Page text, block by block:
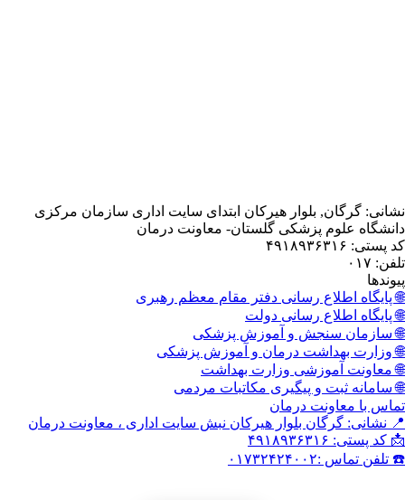
بلوار هیرکان ابتدای سایت اداری سازمان مرکزی
پزشکی گلستان- معاونت درمان
رسانی دفتر مقام معظم رهبری
رسانی دولت
و آموزش پزشکی
درمان و آموزش پزشکی
وزارت بهداشت
و پیگیری مکاتبات مردمی
درمان
بلوار هیرکان نبش سایت اداری ، معاونت درمان